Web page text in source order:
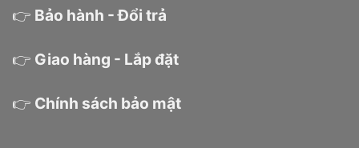
👉 Bảo hành - Đổi trả
👉 Giao hàng - Lắp đặt
👉 Chính sách bảo mật